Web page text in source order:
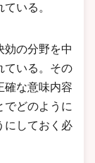
いる。
効の分野を中
ている。その
確な意味内容
でどのように
にしておく必